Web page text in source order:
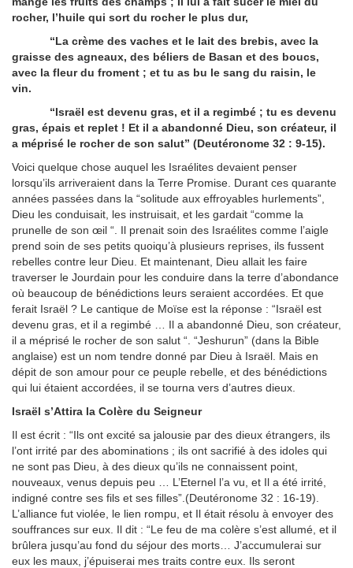
rocher, l’huile qui sort du rocher le plus dur,
“La crème des vaches et le lait des brebis, avec la
graisse des agneaux, des béliers de Basan et des boucs,
avec la fleur du froment ; et tu as bu le sang du raisin, le
vin.
“Israël est devenu gras, et il a regimbé ; tu es devenu
gras, épais et replet ! Et il a abandonné Dieu, son créateur, il
a méprisé le rocher de son salut” (Deutéronome 32 : 9-15).
Voici quelque chose auquel les Israélites devaient penser
lorsqu’ils arriveraient dans la Terre Promise. Durant ces quarante
années passées dans la “solitude aux effroyables hurlements”,
Dieu les conduisait, les instruisait, et les gardait “comme la
prunelle de son œil “. Il prenait soin des Israélites comme l’aigle
prend soin de ses petits quoiqu’à plusieurs reprises, ils fussent
rebelles contre leur Dieu. Et maintenant, Dieu allait les faire
traverser le Jourdain pour les conduire dans la terre d’abondance
où beaucoup de bénédictions leurs seraient accordées. Et que
ferait Israël ? Le cantique de Moïse est la réponse : “Israël est
devenu gras, et il a regimbé … Il a abandonné Dieu, son créateur,
il a méprisé le rocher de son salut “. “Jeshurun” (dans la Bible
anglaise) est un nom tendre donné par Dieu à Israël. Mais en
dépit de son amour pour ce peuple rebelle, et des bénédictions
qui lui étaient accordées, il se tourna vers d’autres dieux.
Israël s’Attira la Colère du Seigneur
Il est écrit : “Ils ont excité sa jalousie par des dieux étrangers, ils
l’ont irrité par des abominations ; ils ont sacrifié à des idoles qui
ne sont pas Dieu, à des dieux qu’ils ne connaissent point,
nouveaux, venus depuis peu … L’Eternel l’a vu, et Il a été irrité,
indigné contre ses fils et ses filles”.(Deutéronome 32 : 16-19).
L’alliance fut violée, le lien rompu, et Il était résolu à envoyer des
souffrances sur eux. Il dit : “Le feu de ma colère s’est allumé, et il
brûlera jusqu’au fond du séjour des morts… J’accumulerai sur
eux les maux, j’épuiserai mes traits contre eux. Ils seront